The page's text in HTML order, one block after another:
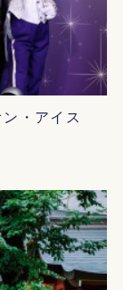
・アイス